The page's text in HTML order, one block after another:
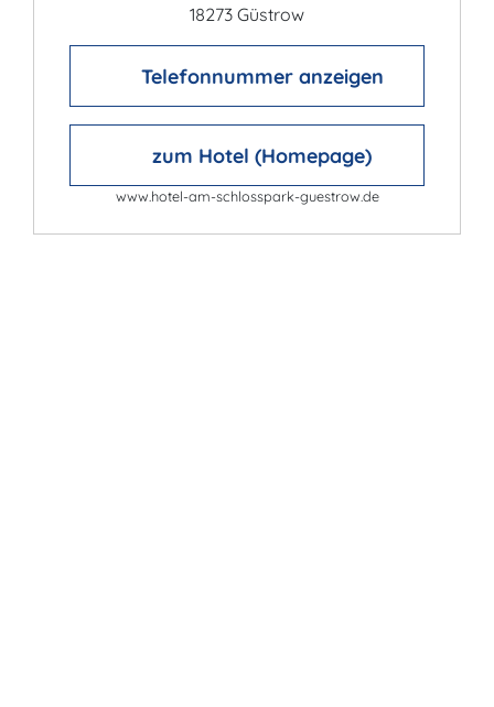
18273 Güstrow
Telefonnummer anzeigen
zum Hotel (Homepage)
www.hotel-am-schlosspark-guestrow.de